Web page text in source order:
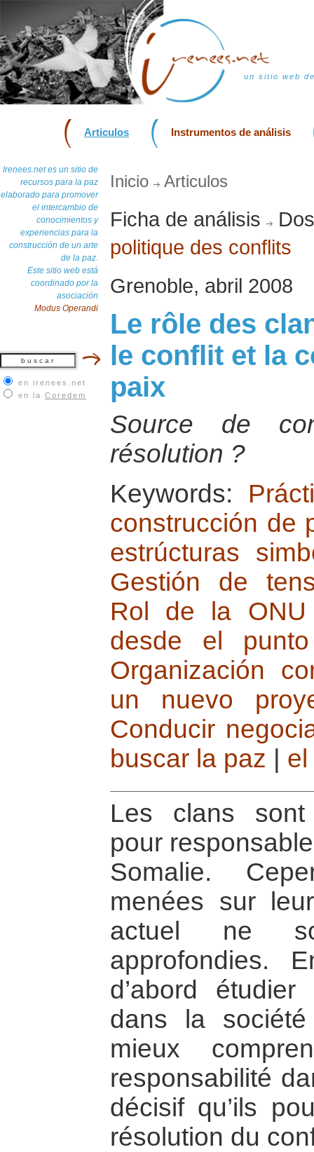
un sitio web
Articulos Instrumentos de análisis
Irenees.net es un sitio de
recursos para la paz
elaborado para promover
el intercambio de
conocimientos y
experiencias para la
construcción de un arte
de la paz.
Este sitio web está
coordinado por la
asociación
Modus Operandi
en irenees.net
en la Coredem
Inicio Articulos
Ficha de análisis
politique des conflits
Grenoble, abril 2008
Le rôle des
le conflit et la
paix
Source de
résolution ?
Keywords:
construcción de
estrúcturas
Gestión de
Rol de la ONU
desde el
Organización
un nuevo
Conducir
buscar la paz
el
Les clans sont
pour
Somalie.
menées sur
actuel ne
approfondies.
d’abord
dans la
mieux
responsabilité
décisif qu’ils
résolution du